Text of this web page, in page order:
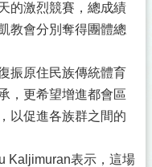
的激烈競賽，總成績
教會分別奪得團體總
原住民族傳統體育
，更希望增進都會區
以促進各族群之間的
表示，這場